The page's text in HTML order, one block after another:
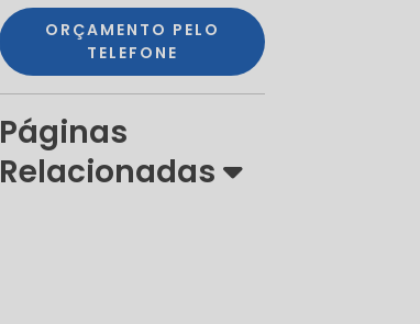
ORÇAMENTO PELO
TELEFONE
Páginas
Relacionadas